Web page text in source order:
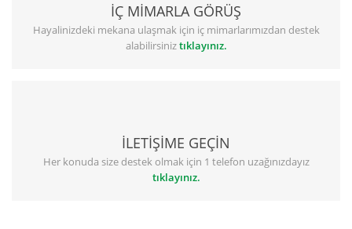
İÇ MİMARLA GÖRÜŞ
Hayalinizdeki mekana ulaşmak için iç mimarlarımızdan destek
alabilirsiniztıklayınız.
İLETİŞİME GEÇİN
Her konuda size destek olmak için 1 telefon uzağınızdayız
tıklayınız.